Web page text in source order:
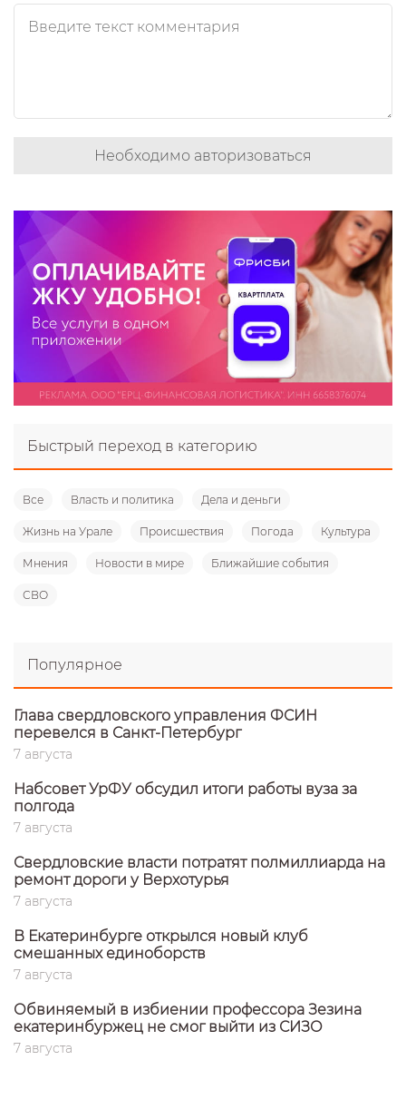
Необходимо авторизоваться
Быстрый переход в категорию
Все Власть и политика Дела и деньги
Жизнь на Урале Происшествия Погода Культура
Мнения Новости в мире Ближайшие события
СВО
Популярное
Глава свердловского управления ФСИН
перевелся в Санкт-Петербург
7 августа
Набсовет УрФУ обсудил итоги работы вуза за
полгода
7 августа
Свердловские власти потратят полмиллиарда на
ремонт дороги у Верхотурья
7 августа
В Екатеринбурге открылся новый клуб
смешанных единоборств
7 августа
Обвиняемый в избиении профессора Зезина
екатеринбуржец не смог выйти из СИЗО
7 августа